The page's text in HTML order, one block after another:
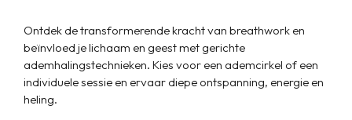
Ontdek de transformerende kracht van breathwork en
beïnvloed je lichaam en geest met gerichte
ademhalingstechnieken. Kies voor een ademcirkel of een
individuele sessie en ervaar diepe ontspanning, energie en
heling.